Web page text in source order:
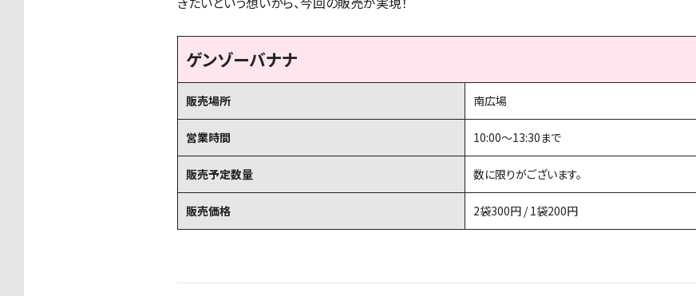
ゲンゾーバナナ
販売場所 南広場
営業時間 10:00〜13:30まで
販売予定数量 数に限りがございます。
販売価格 2袋300円 / 1袋200円